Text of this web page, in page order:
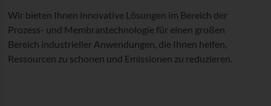
Wir bieten Ihnen innovative Lösungen im Bereich der
Prozess- und Membrantechnologie für einen großen
Bereich industrieller Anwendungen, die Ihnen helfen,
Ressourcen zu schonen und Emissionen zu reduzieren.